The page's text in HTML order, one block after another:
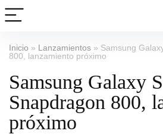
Inicio » Lanzamientos » Samsung
800, lanzamiento próximo
Samsung Galaxy
Snapdragon 800,
próximo